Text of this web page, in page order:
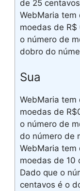
de 25
WebMaria tem
moedas de R$
o número de
dobro do
Sua
WebMaria tem
moedas de
o número de
do número de
WebMaria tem
moedas de 10
Dado que o
centavos é o